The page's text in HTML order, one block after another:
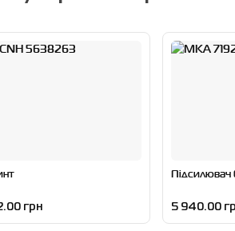
грн
Підсилювач
5 940.00